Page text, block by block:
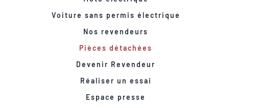
Voiture sans permis électrique
Nos revendeurs
Pièces détachées
Devenir Revendeur
Réaliser un essai
Espace presse